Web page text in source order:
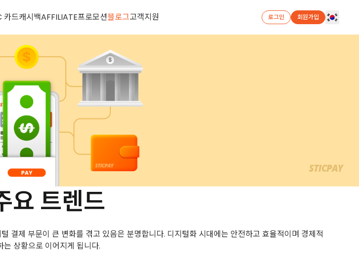
카드캐시백AFFILIATE프로모션블로그고객지원 로그인 회원가입
요 트렌드
결제 부문이 큰 변화를 겪고 있음은 분명합니다. 디지털화 시대에는 안전하고 효율적이며 경제적
는 상황으로 이어지게 됩니다.